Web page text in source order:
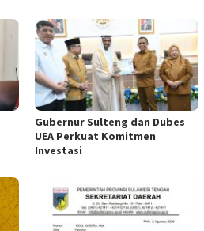
Gubernur Sulteng dan Dubes
UEA Perkuat Komitmen
Investasi